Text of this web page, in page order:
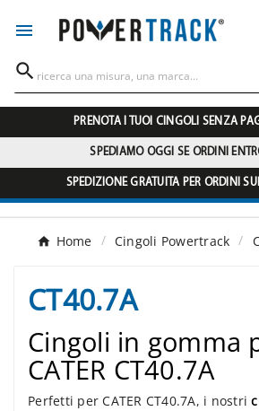


PRENOTA I TUOI CINGOLI SENZA
SPEDIAMO OGGI SE ORDINI
SPEDIZIONE GRATUITA PER ORDINI
Home Cingoli Powertrack
CT40.7A
Cingoli in gomma
CATER CT40.7A
Perfetti per CATER CT40.7A, i nostri